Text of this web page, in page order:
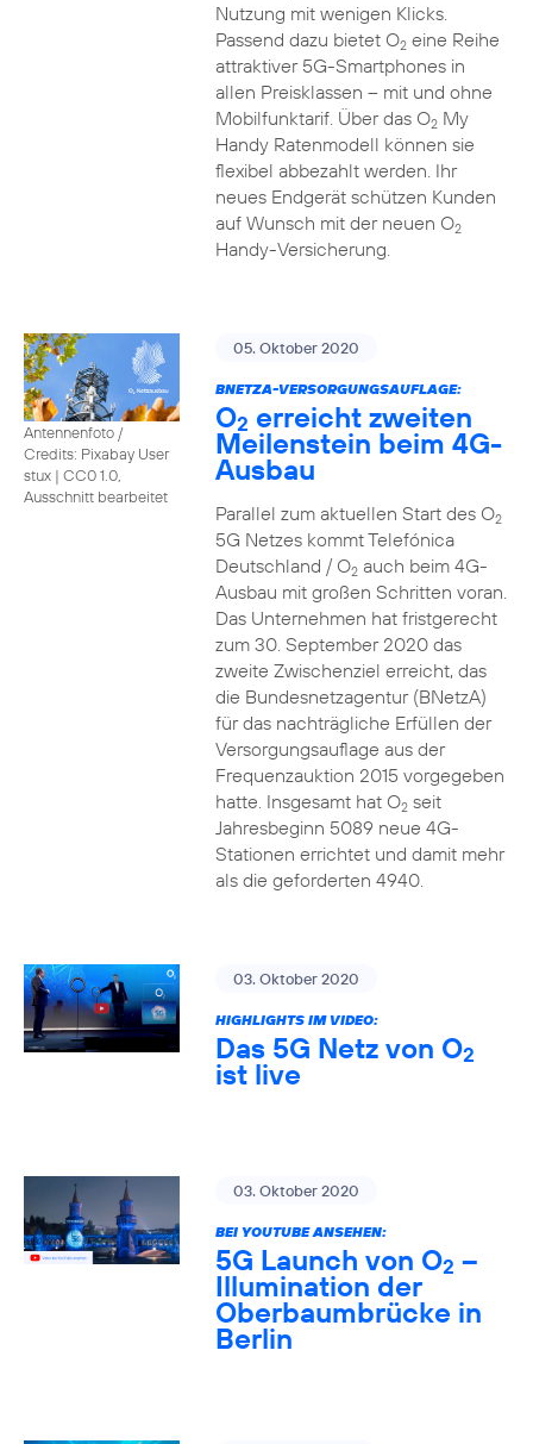
Nutzung mit wenigen Klicks.
Passend dazu bietet O2eine Reihe
attraktiver 5G-Smartphones in
allen Preisklassen – mit und ohne
Mobilfunktarif. Über das O2My
Handy Ratenmodell können sie
flexibel abbezahlt werden. Ihr
neues Endgerät schützen Kunden
auf Wunsch mit der neuen O2
Handy-Versicherung.
Antennenfoto /
Credits: Pixabay User
stux | CC0 1.0,
Ausschnitt bearbeitet
05. Oktober 2020
BNETZA-VERSORGUNGSAUFLAGE:
O2 erreicht zweiten
Meilenstein beim 4G-
Ausbau
Parallel zum aktuellen Start des O2
5G Netzes kommt Telefónica
Deutschland / O2auch beim 4G-
Ausbau mit großen Schritten voran.
Das Unternehmen hat fristgerecht
zum 30. September 2020 das
zweite Zwischenziel erreicht, das
die Bundesnetzagentur (BNetzA)
für das nachträgliche Erfüllen der
Versorgungsauflage aus der
Frequenzauktion 2015 vorgegeben
hatte. Insgesamt hat O2seit
Jahresbeginn 5089 neue 4G-
Stationen errichtet und damit mehr
als die geforderten 4940.
03. Oktober 2020
HIGHLIGHTS IM VIDEO:
Das 5G Netz von O2
ist live
03. Oktober 2020
BEI YOUTUBE ANSEHEN:
5G Launch von O2 –
Illumination der
Oberbaumbrücke in
Berlin